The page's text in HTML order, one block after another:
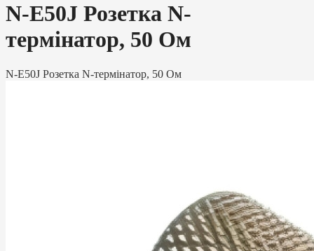
N-E50J Розетка N-
термінатор, 50 Ом
N-E50J Розетка N-термінатор, 50 Ом